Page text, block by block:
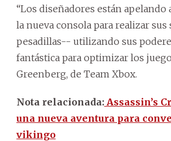
“Los diseñadores están apelando
la nueva consola para realizar
pesadillas-- utilizando sus
fantástica para optimizar los
Greenberg, de Team Xbox.
Nota relacionada: Assassin’s
una nueva aventura para
vikingo